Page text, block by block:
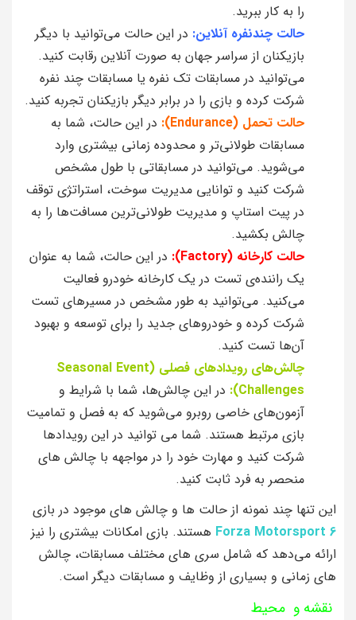
را به کار ببرید.
حالت چندنفره آنلاین: در این حالت می‌توانید با دیگر
بازیکنان از سراسر جهان به صورت آنلاین رقابت کنید.
می‌توانید در مسابقات تک‌ نفره یا مسابقات چند نفره
شرکت کرده و بازی را در برابر دیگر بازیکنان تجربه کنید.
حالت تحمل (Endurance):
در این حالت، شما به
مسابقات طولانی‌تر و محدوده زمانی بیشتری وارد
می‌شوید. می‌توانید در مسابقاتی با طول مشخص
شرکت کنید و توانایی مدیریت سوخت، استراتژی توقف
در پیت‌ استاپ و مدیریت طولانی‌ترین مسافت‌ها را به
چالش بکشید.
حالت کارخانه (Factory):
در این حالت، شما به عنوان
یک راننده‌ی تست در یک کارخانه خودرو فعالیت
می‌کنید. می‌توانید به طور مشخص در مسیرهای تست
شرکت کرده و خودروهای جدید را برای توسعه و بهبود
آن‌ها تست کنید.
چالش‌های رویدادهای فصلی (Seasonal Event
Challenges):
در این چالش‌ها، شما با شرایط و
آزمون‌های خاصی روبرو می‌شوید که به فصل و تمامیت
بازی مرتبط هستند. شما می‌ توانید در این رویدادها
شرکت کنید و مهارت خود را در مواجهه با چالش‌ های
منحصر به فرد ثابت کنید.
این تنها چند نمونه از حالت‌ ها و چالش‌ های موجود در بازی
Forza Motorsport 6 هستند. بازی امکانات بیشتری را نیز
ارائه می‌دهد که شامل سری‌ های مختلف مسابقات، چالش‌
های زمانی و بسیاری از وظایف و مسابقات دیگر است.
نقشه و محیط